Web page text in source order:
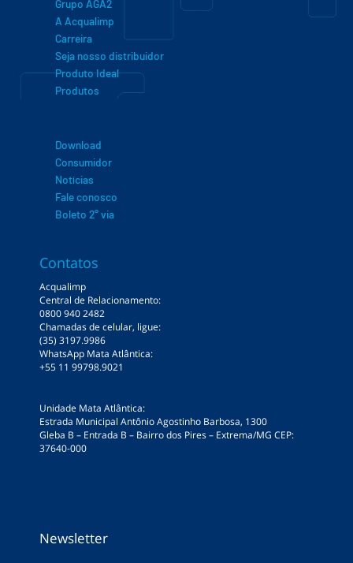
Grupo AGA2
A Acqualimp
Carreira
Seja nosso distribuidor
Produto Ideal
Produtos
Download
Consumidor
Notícias
Fale conosco
Boleto 2° via
Contatos
Acqualimp
Central de Relacionamento:
0800 940 2482
Chamadas de celular, ligue:
(35) 3197.9986
WhatsApp Mata Atlântica:
+55 11 99798.9021
Unidade Mata Atlântica:
Estrada Municipal Antônio Agostinho Barbosa, 1300
Gleba B – Entrada B – Bairro dos Pires – Extrema/MG CEP:
37640-000
Newsletter